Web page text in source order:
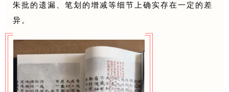
朱批的遗漏、笔划的增减等细节上确实存在一定的差
异。